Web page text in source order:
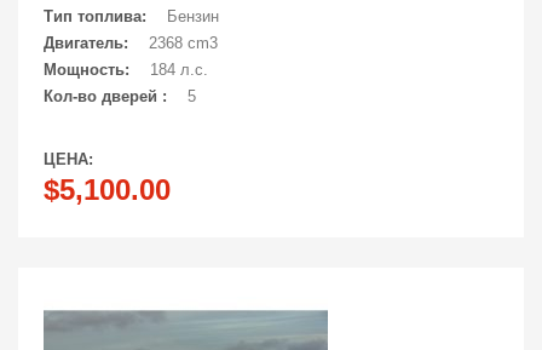
Тип топлива:
Бензин
Двигатель:
2368 cm3
Мощность:
184 л.с.
Кол-во дверей :
5
ЦЕНА:
$5,100.00